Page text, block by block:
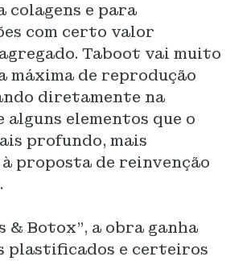
e para
com certo valor
Taboot vai muito
máxima de reprodução
diretamente na
alguns elementos que o
profundo, mais
proposta de reinvenção
& Botox”, a obra ganha
plastificados e certeiros